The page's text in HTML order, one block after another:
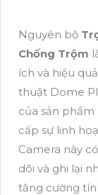
Nguyên bộ
Chống Trộm
ích và hiệu
thuật Dome
của sản phẩm
cấp sự linh
Camera này
dõi và ghi lại
tăng cường